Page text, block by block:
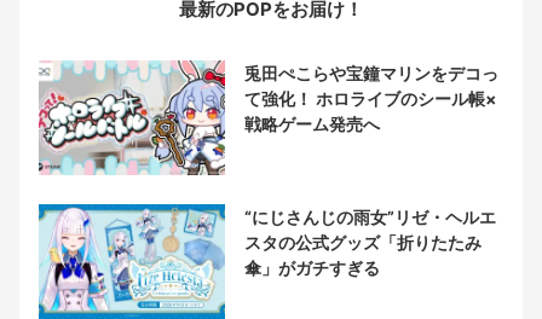
最新のPOPをお届け！
兎田ぺこらや宝鐘マリンをデコっ
て強化！ ホロライブのシール帳×
戦略ゲーム発売へ
“にじさんじの雨女”リゼ・ヘルエ
スタの公式グッズ「折りたたみ
傘」がガチすぎる